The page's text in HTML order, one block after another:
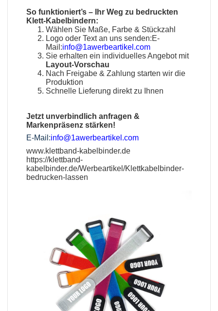
So funktioniert’s – Ihr Weg zu bedruckten
Klett-Kabelbindern:
Wählen Sie Maße, Farbe & Stückzahl
Logo oder Text an uns senden:E-
Mail:info@1awerbeartikel.com
Sie erhalten ein individuelles Angebot mit
Layout-Vorschau
Nach Freigabe & Zahlung starten wir die
Produktion
Schnelle Lieferung direkt zu Ihnen
Jetzt unverbindlich anfragen &
Markenpräsenz stärken!
E-Mail:info@1awerbeartikel.com
www.klettband-kabelbinder.de
https://klettband-
kabelbinder.de/Werbeartikel/Klettkabelbinder-
bedrucken-lassen